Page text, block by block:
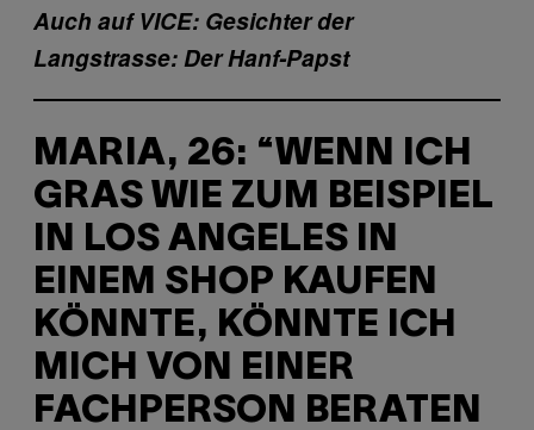
Auch auf VICE: Gesichter der
Langstrasse: Der Hanf-Papst
MARIA, 26: “WENN ICH
GRAS WIE ZUM BEISPIEL
IN LOS ANGELES IN
EINEM SHOP KAUFEN
KÖNNTE, KÖNNTE ICH
MICH VON EINER
FACHPERSON BERATEN